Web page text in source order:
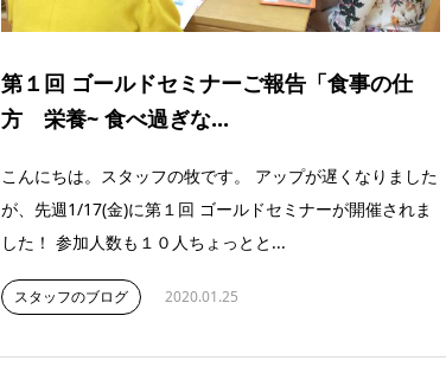
第１回 ゴールドセミナーご報告「食事の仕
方 栄養~ 食べ過ぎな...
こんにちは。スタッフの牧です。 アップが遅くなりました
が、先週1/17(金)に第１回 ゴールドセミナーが開催されま
した！ 参加人数も１０人ちょっとと...
スタッフのブログ 2020.01.25